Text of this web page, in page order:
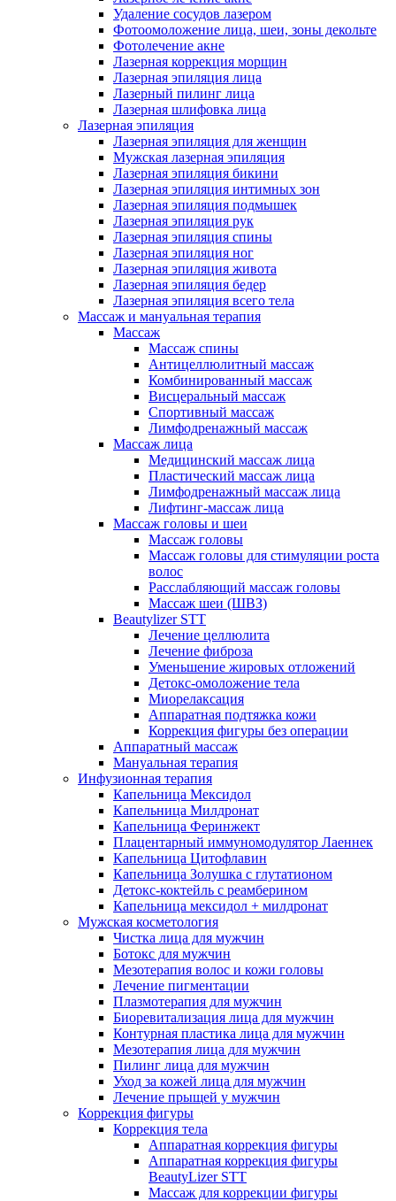
Удаление сосудов лазером
Фотоомоложение лица, шеи, зоны декольте
Фотолечение акне
Лазерная коррекция морщин
Лазерная эпиляция лица
Лазерный пилинг лица
Лазерная шлифовка лица
Лазерная эпиляция
Лазерная эпиляция для женщин
Мужская лазерная эпиляция
Лазерная эпиляция бикини
Лазерная эпиляция интимных зон
Лазерная эпиляция подмышек
Лазерная эпиляция рук
Лазерная эпиляция спины
Лазерная эпиляция ног
Лазерная эпиляция живота
Лазерная эпиляция бедер
Лазерная эпиляция всего тела
Массаж и мануальная терапия
Массаж
Массаж спины
Антицеллюлитный массаж
Комбинированный массаж
Висцеральный массаж
Спортивный массаж
Лимфодренажный массаж
Массаж лица
Медицинский массаж лица
Пластический массаж лица
Лимфодренажный массаж лица
Лифтинг-массаж лица
Массаж головы и шеи
Массаж головы
Массаж головы для стимуляции роста
волос
Расслабляющий массаж головы
Массаж шеи (ШВЗ)
Beautylizer STT
Лечение целлюлита
Лечение фиброза
Уменьшение жировых отложений
Детокс-омоложение тела
Миорелаксация
Аппаратная подтяжка кожи
Коррекция фигуры без операции
Аппаратный массаж
Мануальная терапия
Инфузионная терапия
Капельница Мексидол
Капельница Милдронат
Капельница Феринжект
Плацентарный иммуномодулятор Лаеннек
Капельница Цитофлавин
Капельница Золушка с глутатионом
Детокс-коктейль с реамберином
Капельница мексидол + милдронат
Мужская косметология
Чистка лица для мужчин
Ботокс для мужчин
Мезотерапия волос и кожи головы
Лечение пигментации
Плазмотерапия для мужчин
Биоревитализация лица для мужчин
Контурная пластика лица для мужчин
Мезотерапия лица для мужчин
Пилинг лица для мужчин
Уход за кожей лица для мужчин
Лечение прыщей у мужчин
Коррекция фигуры
Коррекция тела
Аппаратная коррекция фигуры
Аппаратная коррекция фигуры
BeautyLizer STT
Массаж для коррекции фигуры